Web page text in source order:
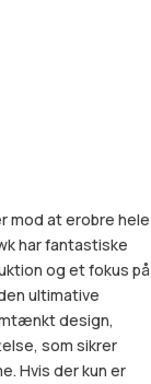
mod at erobre hele
har fantastiske
og et fokus på
ultimative
design,
som sikrer
Hvis der kun er